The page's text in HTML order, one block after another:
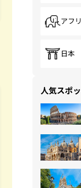
アフ
日本
人気スポ